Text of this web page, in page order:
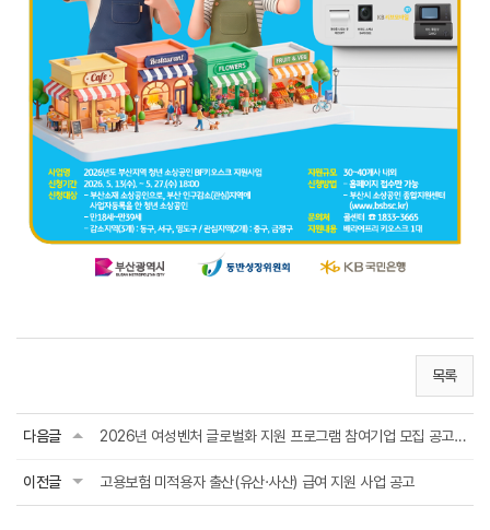
목록
다음글 2026년 여성벤처 글로벌화 지원 프로그램 참여기업 모집 공고(여성벤처활성화지원)
이전글 고용보험 미적용자 출산(유산·사산) 급여 지원 사업 공고